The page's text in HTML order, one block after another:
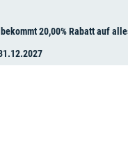
20,00% Rabatt auf